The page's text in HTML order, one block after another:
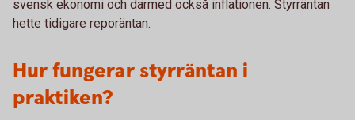
svensk ekonomi och därmed också inflationen. Styrräntan
hette tidigare reporäntan.
Hur fungerar styrräntan i
praktiken?